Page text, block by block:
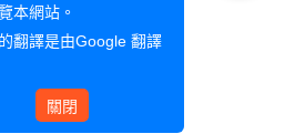
本網站。
翻譯是由Google 翻譯
關閉